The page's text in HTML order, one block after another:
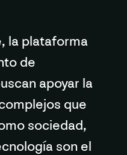
la plataforma
de
apoyar la
que
sociedad,
son el